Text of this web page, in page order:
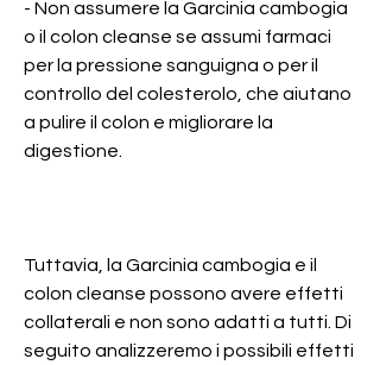
- Non assumere la Garcinia cambogia
o il colon cleanse se assumi farmaci
per la pressione sanguigna o per il
controllo del colesterolo, che aiutano
a pulire il colon e migliorare la
digestione.
Tuttavia, la Garcinia cambogia e il
colon cleanse possono avere effetti
collaterali e non sono adatti a tutti. Di
seguito analizzeremo i possibili effetti